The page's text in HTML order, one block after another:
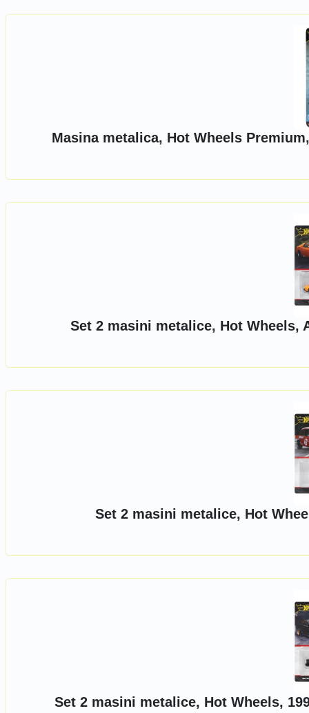
Masina metalica, Hot Wheels
Set 2 masini metalice, Hot Wheels,
Set 2 masini metalice, Hot
Set 2 masini metalice, Hot Wheels,